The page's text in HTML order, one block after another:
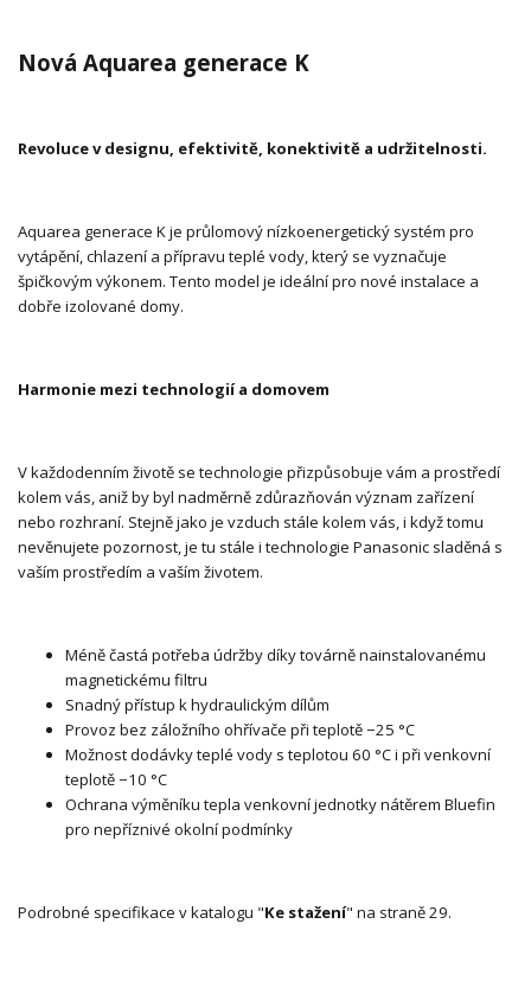
Nová Aquarea generace K
Revoluce v designu, efektivitě, konektivitě a udržitelnosti.
Aquarea generace K je průlomový nízkoenergetický systém pro
vytápění, chlazení a přípravu teplé vody, který se vyznačuje
špičkovým výkonem. Tento model je ideální pro nové instalace a
dobře izolované domy.
Harmonie mezi technologií a domovem
V každodenním životě se technologie přizpůsobuje vám a prostředí
kolem vás, aniž by byl nadměrně zdůrazňován význam zařízení
nebo rozhraní. Stejně jako je vzduch stále kolem vás, i když tomu
nevěnujete pozornost, je tu stále i technologie Panasonic sladěná s
vaším prostředím a vaším životem.
Méně častá potřeba údržby díky továrně nainstalovanému
magnetickému filtru
Snadný přístup k hydraulickým dílům
Provoz bez záložního ohřívače při teplotě −25 °C
Možnost dodávky teplé vody s teplotou 60 °C i při venkovní
teplotě −10 °C
Ochrana výměníku tepla venkovní jednotky nátěrem Bluefin
pro nepříznivé okolní podmínky
Podrobné specifikace v katalogu "Ke stažení" na straně 29.